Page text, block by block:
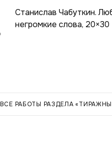
Станислав Чабуткин.
негромкие слова, 20×30
ВСЕ РАБОТЫ РАЗДЕЛА